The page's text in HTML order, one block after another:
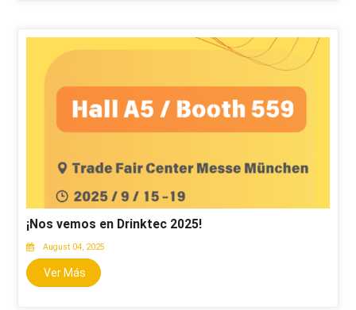
¡Nos vemos en Drinktec 2025!
August 04, 2025
Ver Más